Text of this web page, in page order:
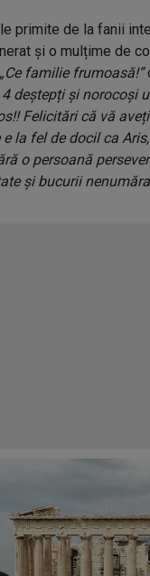
primite de la fanii
și o mulțime de
„Ce familie frumoasă!”
deștepți și norocoși
Felicitări că vă
la fel de docil ca
o persoană
și bucurii